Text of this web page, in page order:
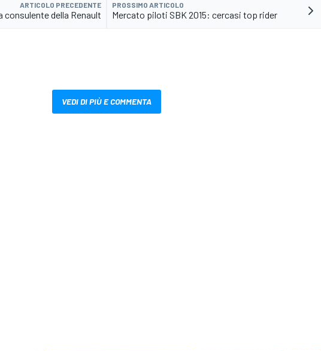
ARTICOLO PRECEDENTE
consulente della Renault
PROSSIMO ARTICOLO
Mercato piloti SBK 2015: cercasi top rider
VEDI DI PIÙ E COMMENTA